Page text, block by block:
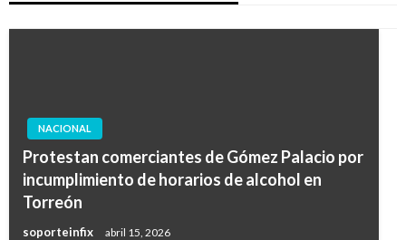
NACIONAL
Protestan comerciantes de Gómez Palacio por
incumplimiento de horarios de alcohol en
Torreón
soporteinfix abril 15, 2026